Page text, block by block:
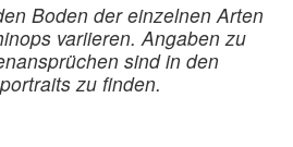
Boden der einzelnen Arten
variieren. Angaben zu
sind in den
zu finden.